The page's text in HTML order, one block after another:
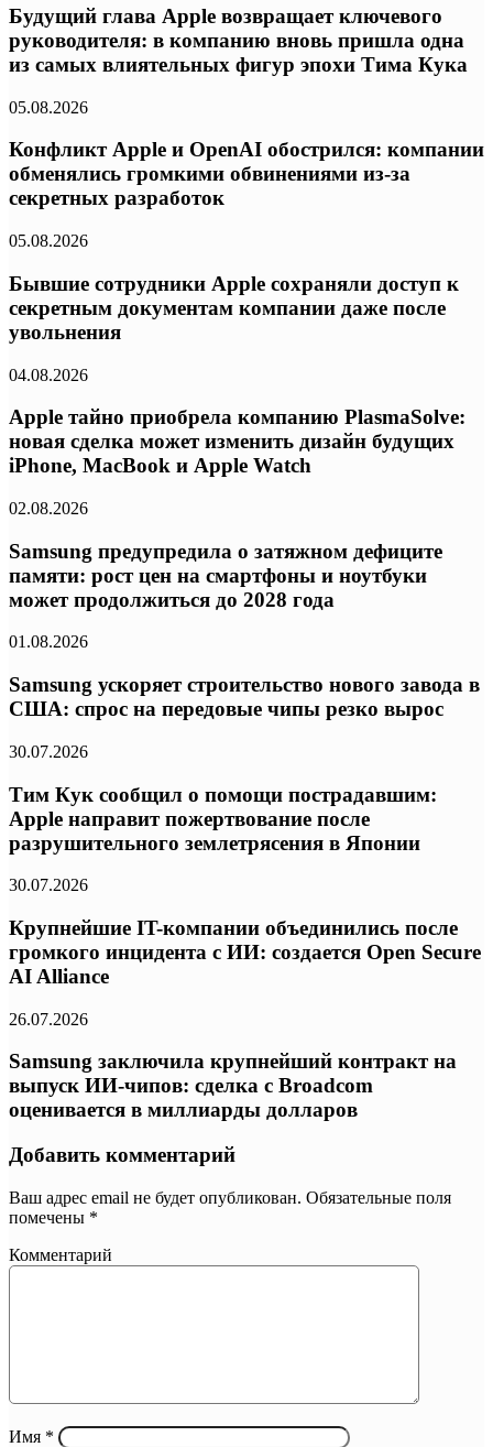
Будущий глава Apple возвращает ключевого
руководителя: в компанию вновь пришла одна
из самых влиятельных фигур эпохи Тима Кука
05.08.2026
Конфликт Apple и OpenAI обострился: компании
обменялись громкими обвинениями из-за
секретных разработок
05.08.2026
Бывшие сотрудники Apple сохраняли доступ к
секретным документам компании даже после
увольнения
04.08.2026
Apple тайно приобрела компанию PlasmaSolve:
новая сделка может изменить дизайн будущих
iPhone, MacBook и Apple Watch
02.08.2026
Samsung предупредила о затяжном дефиците
памяти: рост цен на смартфоны и ноутбуки
может продолжиться до 2028 года
01.08.2026
Samsung ускоряет строительство нового завода в
США: спрос на передовые чипы резко вырос
30.07.2026
Тим Кук сообщил о помощи пострадавшим:
Apple направит пожертвование после
разрушительного землетрясения в Японии
30.07.2026
Крупнейшие IT-компании объединились после
громкого инцидента с ИИ: создается Open Secure
AI Alliance
26.07.2026
Samsung заключила крупнейший контракт на
выпуск ИИ-чипов: сделка с Broadcom
оценивается в миллиарды долларов
Добавить комментарий
Ваш адрес email не будет опубликован. Обязательные поля
помечены *
Комментарий
Имя *